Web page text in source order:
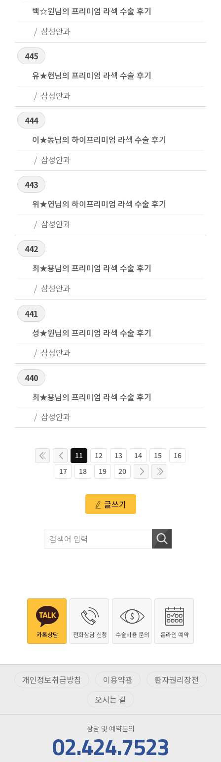
백☆원님의 프리미엄 라섹 수술 후기
삼성안과
445
유★현님의 프리미엄 라섹 수술 후기
삼성안과
444
이★동님의 하이프리미엄 라섹 수술 후기
삼성안과
443
위★연님의 하이프리미엄 라섹 수술 후기
삼성안과
442
최★용님의 프리미엄 라섹 수술 후기
삼성안과
441
성★원님의 프리미엄 라섹 수술 후기
삼성안과
440
최★용님의 프리미엄 라섹 수술 후기
삼성안과
11 12 13 14 15
16
17
18 19 20
글쓰기
카톡상담 전화상담 신청 수술비용 문의 온라인 예약
개인정보취급방침 이용약관
환자권리장전
오시는 길
상담 및 예약문의
02.424.7523